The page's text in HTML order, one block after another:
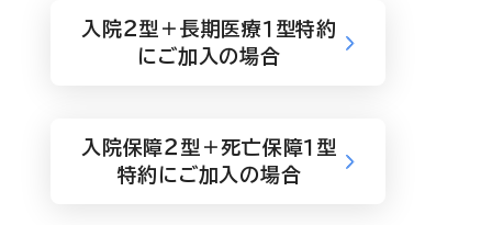
入院２型＋長期医療１型特約
にご加入の場合
入院保障２型＋死亡保障１型
特約にご加入の場合